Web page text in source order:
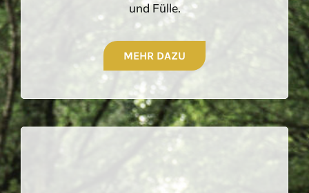
und Fülle.
MEHR DAZU